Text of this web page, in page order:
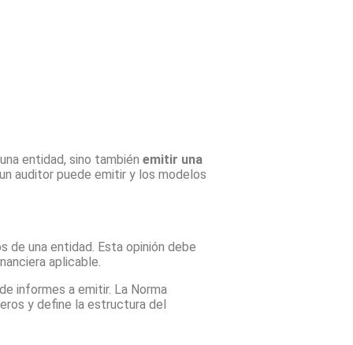
entidad, sino también emitir una
auditor puede emitir y los modelos
una entidad. Esta opinión debe
aplicable.
informes a emitir. La Norma
y define la estructura del